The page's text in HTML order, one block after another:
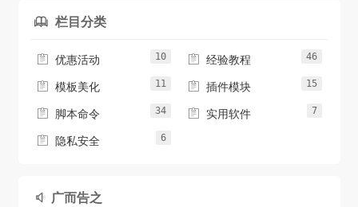
 栏目分类
 优惠活动 10  经验教程 46
 模板美化 11  插件模块 15
 脚本命令 34  实用软件 7
 隐私安全 6
 广而告之